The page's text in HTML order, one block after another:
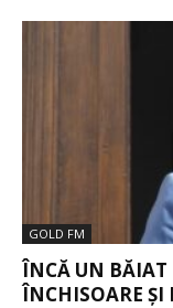
GOLD FM
ÎNCĂ UN BĂIAT
ÎNCHISOARE